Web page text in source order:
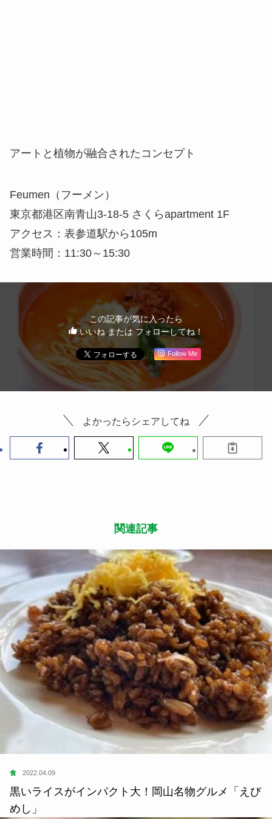
アートと植物が融合されたコンセプト
Feumen（フーメン）
東京都港区南青山3-18-5 さくらapartment 1F
アクセス：表参道駅から105m
営業時間：11:30～15:30
この記事が気に入ったら
いいね または フォローしてね！
Follow Me
よかったらシェアしてね
関連記事
食 2022.04.09
黒いライスがインパクト大！岡山名物グルメ「えび
めし」